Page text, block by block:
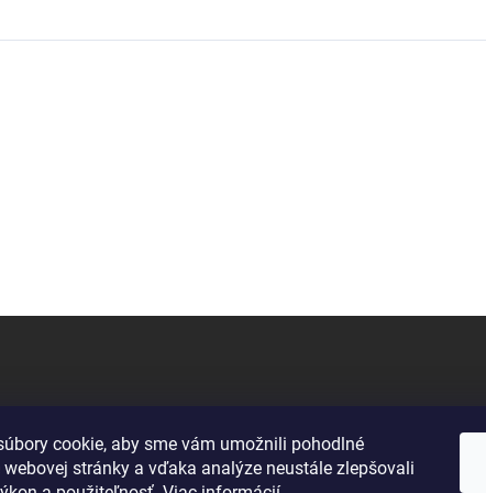
cookie, aby sme vám umožnili pohodlné
stránky a vďaka analýze neustále zlepšovali